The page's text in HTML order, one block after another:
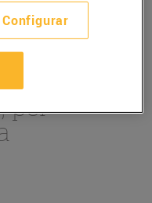
en
per
Configurar